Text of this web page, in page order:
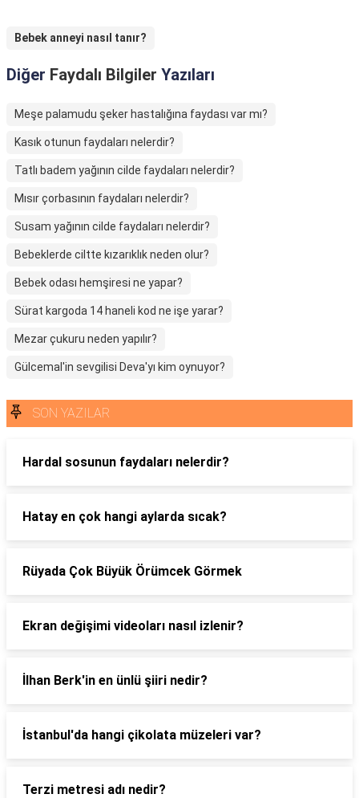
Bebek anneyi nasıl tanır?
Diğer Faydalı Bilgiler Yazıları
Meşe palamudu şeker hastalığına faydası var mı?
Kasık otunun faydaları nelerdir?
Tatlı badem yağının cilde faydaları nelerdir?
Mısır çorbasının faydaları nelerdir?
Susam yağının cilde faydaları nelerdir?
Bebeklerde ciltte kızarıklık neden olur?
Bebek odası hemşiresi ne yapar?
Sürat kargoda 14 haneli kod ne işe yarar?
Mezar çukuru neden yapılır?
Gülcemal'in sevgilisi Deva'yı kim oynuyor?
SON YAZILAR
Hardal sosunun faydaları nelerdir?
Hatay en çok hangi aylarda sıcak?
Rüyada Çok Büyük Örümcek Görmek
Ekran değişimi videoları nasıl izlenir?
İlhan Berk'in en ünlü şiiri nedir?
İstanbul'da hangi çikolata müzeleri var?
Terzi metresi adı nedir?